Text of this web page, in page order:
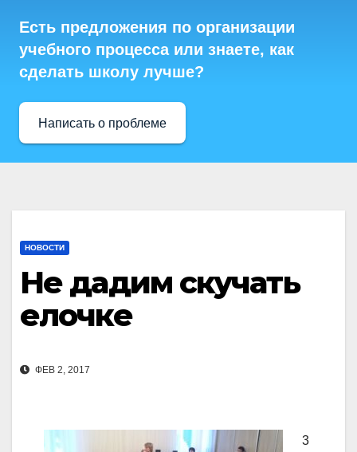
Есть предложения по организации
учебного процесса или знаете, как
сделать школу лучше?
Написать о проблеме
НОВОСТИ
Не дадим скучать
елочке
ФЕВ 2, 2017
3